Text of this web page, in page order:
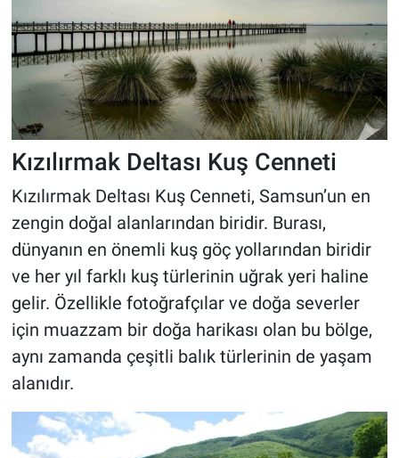
Kızılırmak Deltası Kuş Cenneti
Kızılırmak Deltası Kuş Cenneti, Samsun’un en
zengin doğal alanlarından biridir. Burası,
dünyanın en önemli kuş göç yollarından biridir
ve her yıl farklı kuş türlerinin uğrak yeri haline
gelir. Özellikle fotoğrafçılar ve doğa severler
için muazzam bir doğa harikası olan bu bölge,
aynı zamanda çeşitli balık türlerinin de yaşam
alanıdır.